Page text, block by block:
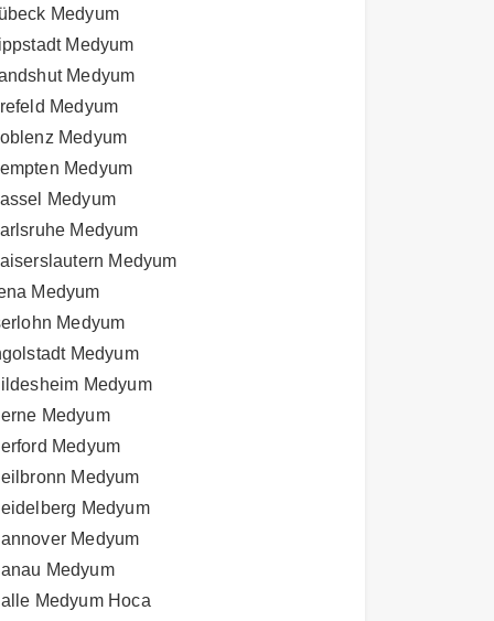
Medyum
Medyum
Medyum
Medyum
Medyum
Medyum
Medyum
Medyum
Medyum
Medyum
Medyum
Medyum
Medyum
Medyum
Medyum
Medyum
Medyum
Medyum
Medyum
Medyum Hoca